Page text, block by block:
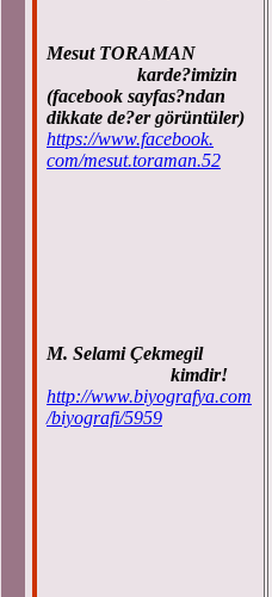
Mesut TORAMAN
karde?imizin
(facebook sayfas?ndan
dikkate de?er görüntüler)
https://www.facebook.
com/mesut.toraman.52
M. Selami Çekmegil
kimdir!
http://www.biyografya.com
/biyografi/5959